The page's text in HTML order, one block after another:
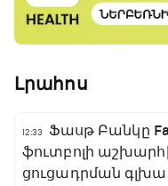
Լրահոս
12:33
Ֆասթ Բանկը
ֆուտբոլի
ցուցադրման